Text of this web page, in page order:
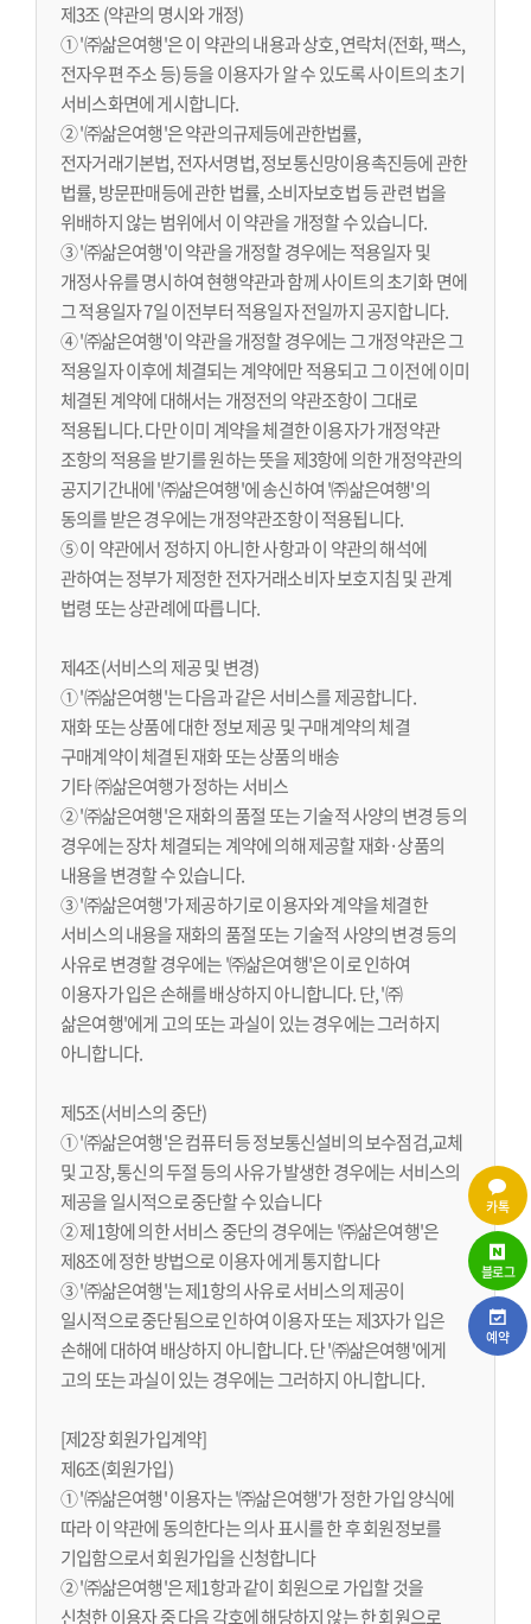
제3조 (약관의 명시와 개정)
① '㈜삶은여행'은 이 약관의 내용과 상호, 연락처(전화, 팩스,
전자우편 주소 등) 등을 이용자가 알 수 있도록 사이트의 초기
서비스화면에 게시합니다.
② '㈜삶은여행'은 약관의규제등에관한법률,
전자거래기본법, 전자서명법, 정보통신망이용촉진등에 관한
법률, 방문판매등에 관한 법률, 소비자보호법 등 관련 법을
위배하지 않는 범위에서 이 약관을 개정할 수 있습니다.
③ '㈜삶은여행'이 약관을 개정할 경우에는 적용일자 및
개정사유를 명시하여 현행약관과 함께 사이트의 초기화 면에
그 적용일자 7일 이전부터 적용일자 전일까지 공지합니다.
④ '㈜삶은여행'이 약관을 개정할 경우에는 그 개정약관은 그
적용일자 이후에 체결되는 계약에만 적용되고 그 이전에 이미
체결된 계약에 대해서는 개정전의 약관조항이 그대로
적용됩니다. 다만 이미 계약을 체결한 이용자가 개정약관
조항의 적용을 받기를 원하는 뜻을 제3항에 의한 개정약관의
공지기간내에 '㈜삶은여행'에 송신하여 '㈜삶은여행'의
동의를 받은 경우에는 개정약관조항이 적용됩니다.
⑤ 이 약관에서 정하지 아니한 사항과 이 약관의 해석에
관하여는 정부가 제정한 전자거래소비자 보호지침 및 관계
법령 또는 상관례에 따릅니다.
제4조(서비스의 제공 및 변경)
① '㈜삶은여행'는 다음과 같은 서비스를 제공합니다.
재화 또는 상품에 대한 정보 제공 및 구매계약의 체결
구매계약이 체결된 재화 또는 상품의 배송
기타 ㈜삶은여행가 정하는 서비스
② '㈜삶은여행'은 재화의 품절 또는 기술적 사양의 변경 등의
경우에는 장차 체결되는 계약에 의해 제공할 재화·상품의
내용을 변경할 수 있습니다.
③ '㈜삶은여행'가 제공하기로 이용자와 계약을 체결한
서비스의 내용을 재화의 품절 또는 기술적 사양의 변경 등의
사유로 변경할 경우에는 '㈜삶은여행'은 이로 인하여
이용자가 입은 손해를 배상하지 아니합니다. 단, '㈜
삶은여행'에게 고의 또는 과실이 있는 경우에는 그러하지
아니합니다.
제5조(서비스의 중단)
① '㈜삶은여행'은 컴퓨터 등 정보통신설비의 보수점검,교체
및 고장, 통신의 두절 등의 사유가 발생한 경우에는 서비스의
제공을 일시적으로 중단할 수 있습니다
② 제1항에 의한 서비스 중단의 경우에는 '㈜삶은여행'은
제8조에 정한 방법으로 이용자 에게 통지합니다
③ '㈜삶은여행'는 제1항의 사유로 서비스의 제공이
일시적으로 중단됨으로 인하여 이용자 또는 제3자가 입은
손해에 대하여 배상하지 아니합니다. 단 '㈜삶은여행'에게
고의 또는 과실이 있는 경우에는 그러하지 아니합니다.
[제2장 회원가입계약]
제6조(회원가입)
① '㈜삶은여행' 이용자는 '㈜삶은여행'가 정한 가입 양식에
따라 이 약관에 동의한다는 의사 표시를 한 후 회원정보를
기입함으로서 회원가입을 신청합니다
② '㈜삶은여행'은 제1항과 같이 회원으로 가입할 것을
신청한 이용자 중 다음 각호에 해당하지 않는 한 회원으로
카톡
블로그
예약